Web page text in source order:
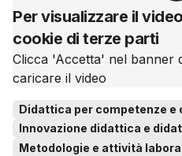
Per visualizzare il
cookie di terze parti
Clicca 'Accetta' nel banner
caricare il video
Didattica per competenze
Innovazione didattica e
Metodologie e attività